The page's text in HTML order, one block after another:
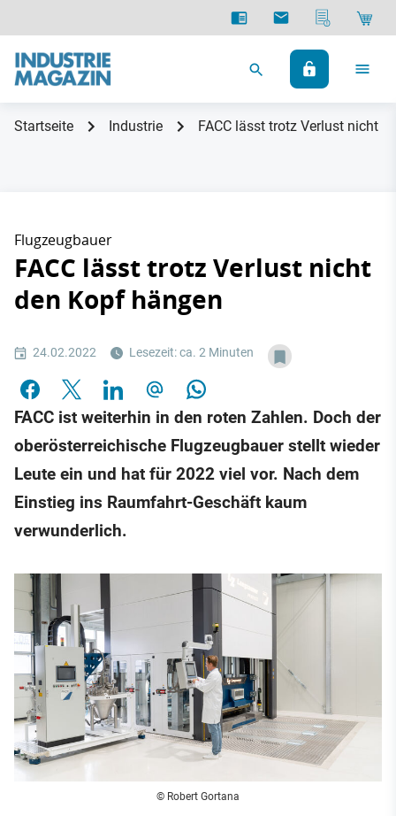
Startseite Industrie FACC lässt trotz Verlust nicht
Flugzeugbauer
FACC lässt trotz Verlust nicht
den Kopf hängen
24.02.2022 Lesezeit: ca. 2 Minuten
FACC ist weiterhin in den roten Zahlen. Doch der
oberösterreichische Flugzeugbauer stellt wieder
Leute ein und hat für 2022 viel vor. Nach dem
Einstieg ins Raumfahrt-Geschäft kaum
verwunderlich.
© Robert Gortana